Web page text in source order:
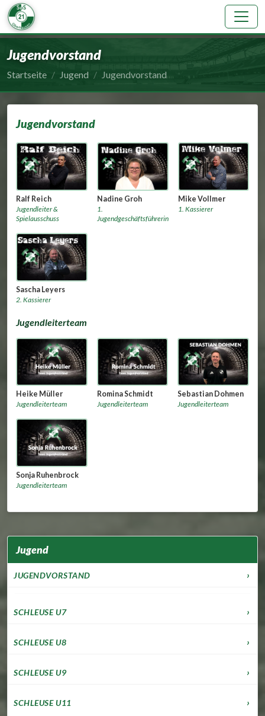
SuS 21 Oberhausen e.V.
Jugendvorstand
Startseite Jugend Jugendvorstand
Jugendvorstand
Ralf Reich
Jugendleiter &
Spielausschuss
Nadine Groh
1.
Jugendgeschäftsführerin
Mike Vollmer
1. Kassierer
Sascha Leyers
2. Kassierer
Jugendleiterteam
Heike Müller
Jugendleiterteam
Romina Schmidt
Jugendleiterteam
Sebastian Dohmen
Jugendleiterteam
Sonja Ruhenbrock
Jugendleiterteam
Jugend
JUGENDVORSTAND
SCHLEUSE U7
SCHLEUSE U8
SCHLEUSE U9
SCHLEUSE U11